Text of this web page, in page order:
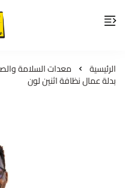
الرئيسية معدات السلامة
بدلة عمال نظافة اثنين لون